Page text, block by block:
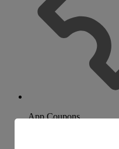
App Coupons